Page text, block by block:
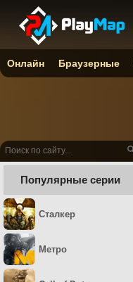
Популярные серии
Сталкер
Метро
Онлайн Браузерные